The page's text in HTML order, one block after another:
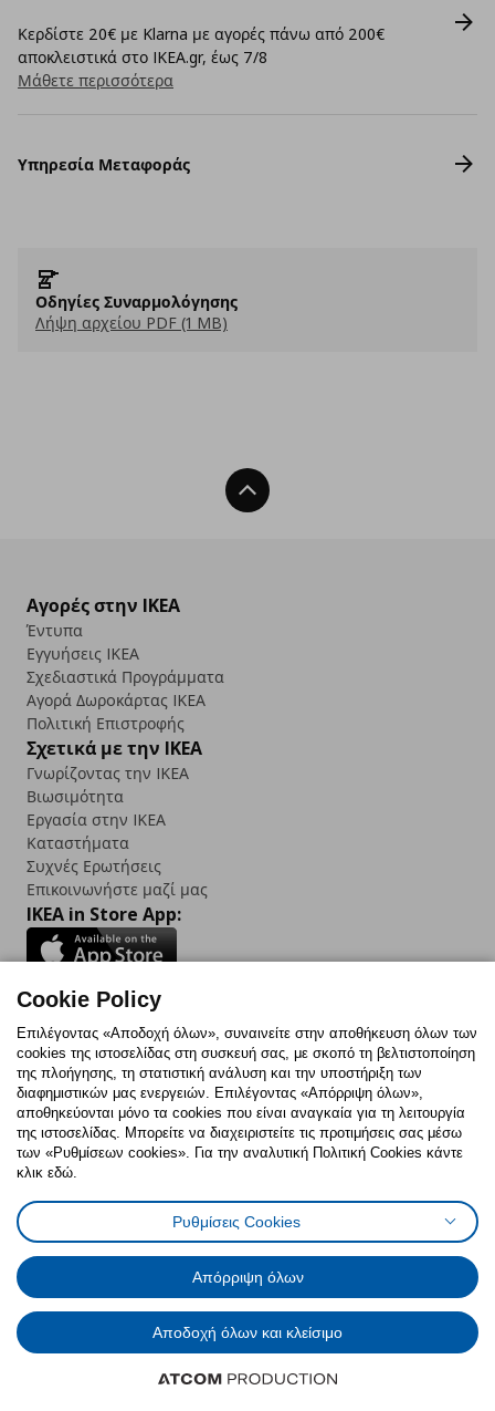
Κερδίστε 20€ με Klarna με αγορές πάνω από 200€
αποκλειστικά στο IKEA.gr, έως 7/8
Μάθετε περισσότερα
Υπηρεσία Μεταφοράς
Οδηγίες Συναρμολόγησης
Λήψη αρχείου PDF (1 MB)
Back To Top
Αγορές στην IKEA
Έντυπα
Εγγυήσεις IKEA
Σχεδιαστικά Προγράμματα
Αγορά Δωρoκάρτας IKEA
Πολιτική Επιστροφής
Σχετικά με την IKEA
Γνωρίζοντας την IKEA
Βιωσιμότητα
Εργασία στην IKEA
Καταστήματα
Συχνές Ερωτήσεις
Επικοινωνήστε μαζί μας
IKEA in Store App:
Follow us:
FacebookInstagram
TikTokYoutubePinterestTwitter
Πολιτική CookiesΔήλωση ψηφιακής προσβασιμότητας
Ρυθμίσεις cookiesΌροι Χρήσης
Γενική Πολιτική Προσωπικών Δεδομένων
Πολιτική Προσωπικών Δεδομένων για ΙΚΕΑ.gr
Κώδικας Καταναλωτικής Δεοντολογίας
© Inter-IKEA Systems B.V. 1999 - 2025
Cookie Policy
Επιλέγοντας «Αποδοχή όλων», συναινείτε στην αποθήκευση όλων των
cookies της ιστοσελίδας στη συσκευή σας, με σκοπό τη βελτιστοποίηση
της πλοήγησης, τη στατιστική ανάλυση και την υποστήριξη των
διαφημιστικών μας ενεργειών. Επιλέγοντας «Απόρριψη όλων»,
αποθηκεύονται μόνο τα cookies που είναι αναγκαία για τη λειτουργία
της ιστοσελίδας. Μπορείτε να διαχειριστείτε τις προτιμήσεις σας μέσω
των «Ρυθμίσεων cookies». Για την αναλυτική Πολιτική Cookies κάντε
κλικ εδώ.
Ρυθμίσεις Cookies
Απόρριψη όλων
Αποδοχή όλων και κλείσιμο